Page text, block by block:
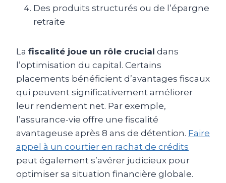
Des produits structurés ou de l’épargne
retraite
La fiscalité joue un rôle crucial dans
l’optimisation du capital. Certains
placements bénéficient d’avantages fiscaux
qui peuvent significativement améliorer
leur rendement net. Par exemple,
l’assurance-vie offre une fiscalité
avantageuse après 8 ans de détention. Faire
appel à un courtier en rachat de crédits
peut également s’avérer judicieux pour
optimiser sa situation financière globale.